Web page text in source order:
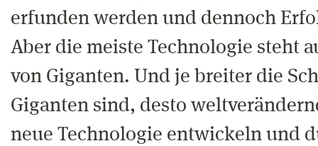
erfunden werden und dennoch
Aber die meiste Technologie steht
von Giganten. Und je breiter die
Giganten sind, desto
neue Technologie entwickeln und